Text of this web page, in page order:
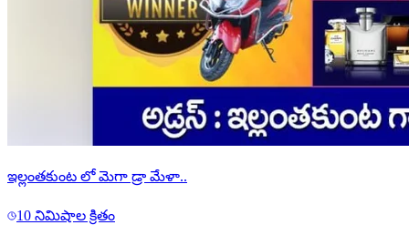
ఇల్లంతకుంట లో మెగా డ్రా మేళా..
10 నిమిషాల క్రితం